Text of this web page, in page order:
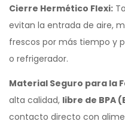
Cierre Hermético Flexi:
evitan la entrada de aire,
frescos por más tiempo y
o refrigerador.
Material Seguro para la
alta calidad, libre de BPA
contacto directo con